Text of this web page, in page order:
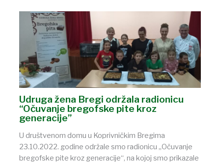
Udruga žena Bregi održala radionicu
“Očuvanje bregofske pite kroz
generacije”
U društvenom domu u Koprivničkim Bregima
23.10.2022. godine održale smo radionicu „Očuvanje
bregofske pite kroz generacije“, na kojoj smo prikazale